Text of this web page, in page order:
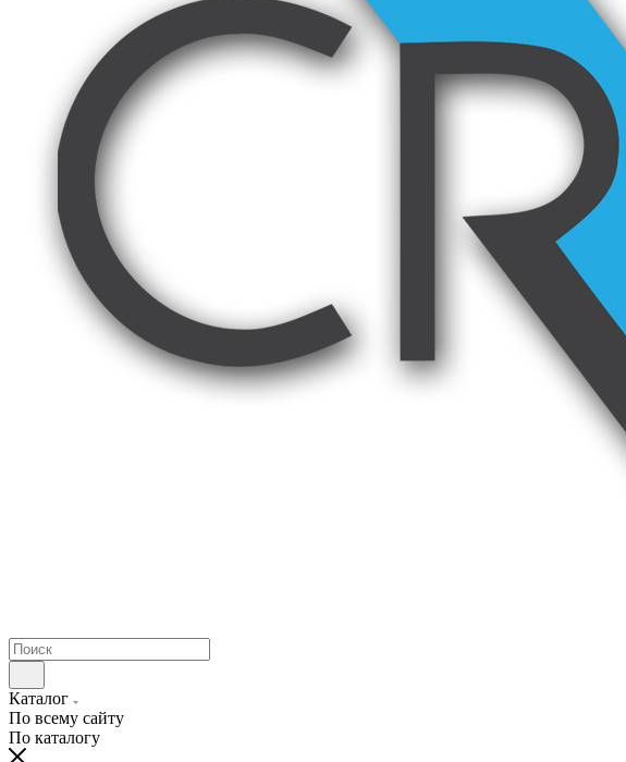
Каталог
По всему сайту
По каталогу